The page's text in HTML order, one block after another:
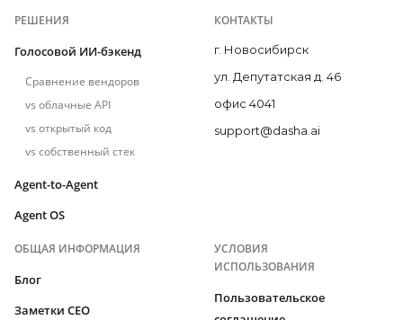
ОБЩАЯ ИНФОРМАЦИЯ
Блог
Заметки CEO
РЕШЕНИЯ
Голосовой ИИ-бэкенд
Сравнение вендоров
vs облачные API
vs открытый код
vs собственный стек
Agent-to-Agent
Agent OS
КОНТАКТЫ
г. Новосибирск
ул. Депутатская д. 46
офис 4041
support@dasha.ai
УСЛОВИЯ
ИСПОЛЬЗОВАНИЯ
Пользовательское